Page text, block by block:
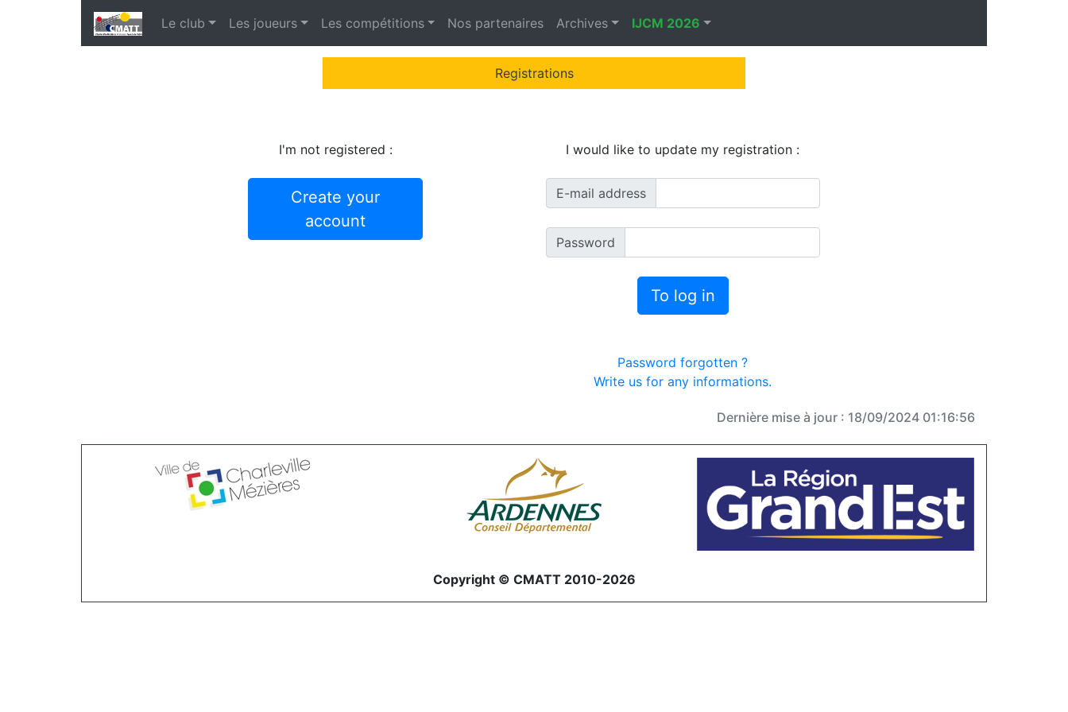
Le club Les joueurs Les compétitions Nos partenaires Archives IJCM 2026
Registrations
I'm not registered :
Create your
account
I would like to update my registration :
E-mail address
Password
To log in
Password forgotten ?
Write us for any informations.
Dernière mise à jour : 18/09/2024 01:16:56
Copyright © CMATT 2010-2026